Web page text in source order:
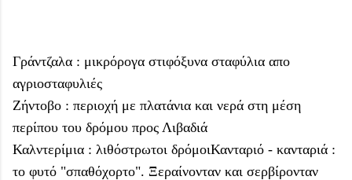
Γράντζαλα : μικρόρογα στιφόξυνα σταφύλια απο
αγριοσταφυλιές
Ζήντοβο : περιοχή με πλατάνια και νερά στη μέση
περίπου του δρόμου προς Λιβαδιά
Καλντερίμια : λιθόστρωτοι δρόμοιΚανταριό - κανταριά :
το φυτό "σπαθόχορτο". Ξεραίνονταν και σερβίρονταν